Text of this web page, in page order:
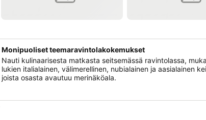
Monipuoliset teemaravintolakokemukset
Nauti kulinaarisesta matkasta seitsemässä ravintolassa,
lukien italialainen, välimerellinen, nubialainen ja aasialainen
joista osasta avautuu merinäköala.